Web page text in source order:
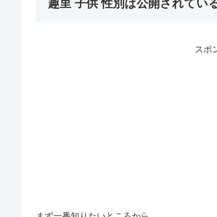
趣里 子供 性別は公開されてい
スポ